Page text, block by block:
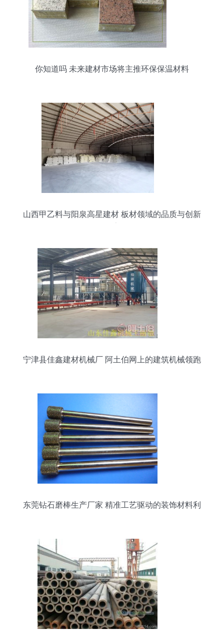
你知道吗 未来建材市场将主推环保保温材料
山西甲乙料与阳泉高星建材 板材领域的品质与创新
宁津县佳鑫建材机械厂 阿土伯网上的建筑机械领跑
东莞钻石磨棒生产厂家 精准工艺驱动的装饰材料利